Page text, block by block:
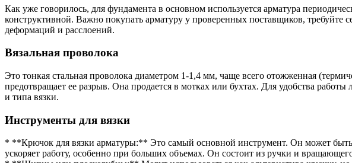
Как уже говорилось, для фундамента в основном используется арматура
конструктивной. Важно покупать арматуру у проверенных поставщиков,
деформаций и расслоений.
Вязальная проволока
Это тонкая стальная проволока диаметром 1-1,4 мм, чаще всего отожженная
предотвращает ее разрыв. Она продается в мотках или бухтах. Для удобства
и типа вязки.
Инструменты для вязки
* **Крючок для вязки арматуры:** Это самый основной инструмент. Он может
ускоряет работу, особенно при больших объемах. Он состоит из ручки и